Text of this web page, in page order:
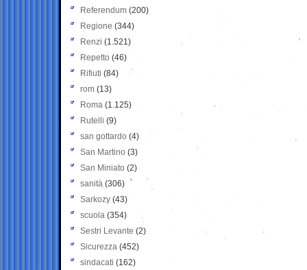
Referendum (200)
Regione (344)
Renzi (1.521)
Repetto (46)
Rifiuti (84)
rom (13)
Roma (1.125)
Rutelli (9)
san gottardo (4)
San Martino (3)
San Miniato (2)
sanità (306)
Sarkozy (43)
scuola (354)
Sestri Levante (2)
Sicurezza (452)
sindacati (162)